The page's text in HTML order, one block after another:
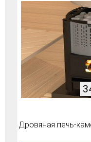
Дровяная печь-